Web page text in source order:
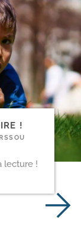
!
lecture !